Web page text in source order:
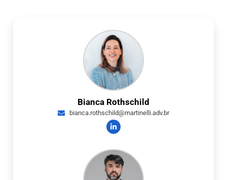
Bianca Rothschild
bianca.rothschild@martinelli.adv.br